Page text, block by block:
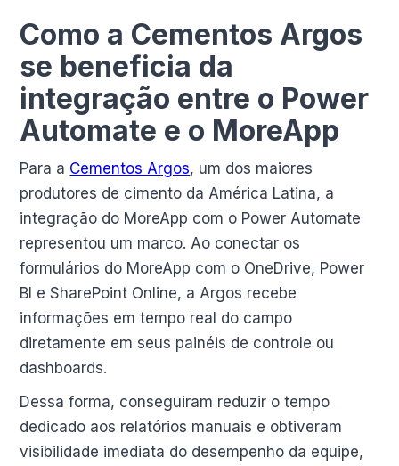
Como a Cementos Argos
se beneficia da
integração entre o Power
Automate e o MoreApp
Para a Cementos Argos, um dos maiores
produtores de cimento da América Latina, a
integração do MoreApp com o Power Automate
representou um marco. Ao conectar os
formulários do MoreApp com o OneDrive, Power
BI e SharePoint Online, a Argos recebe
informações em tempo real do campo
diretamente em seus painéis de controle ou
dashboards.
Dessa forma, conseguiram reduzir o tempo
dedicado aos relatórios manuais e obtiveram
visibilidade imediata do desempenho da equipe,